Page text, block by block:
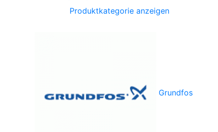
Produktkategorie anzeigen
Grundfos